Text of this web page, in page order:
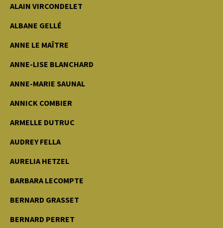
ALAIN VIRCONDELET
ALBANE GELLÉ
ANNE LE MAÎTRE
ANNE-LISE BLANCHARD
ANNE-MARIE SAUNAL
ANNICK COMBIER
ARMELLE DUTRUC
AUDREY FELLA
AURELIA HETZEL
BARBARA LECOMPTE
BERNARD GRASSET
BERNARD PERRET